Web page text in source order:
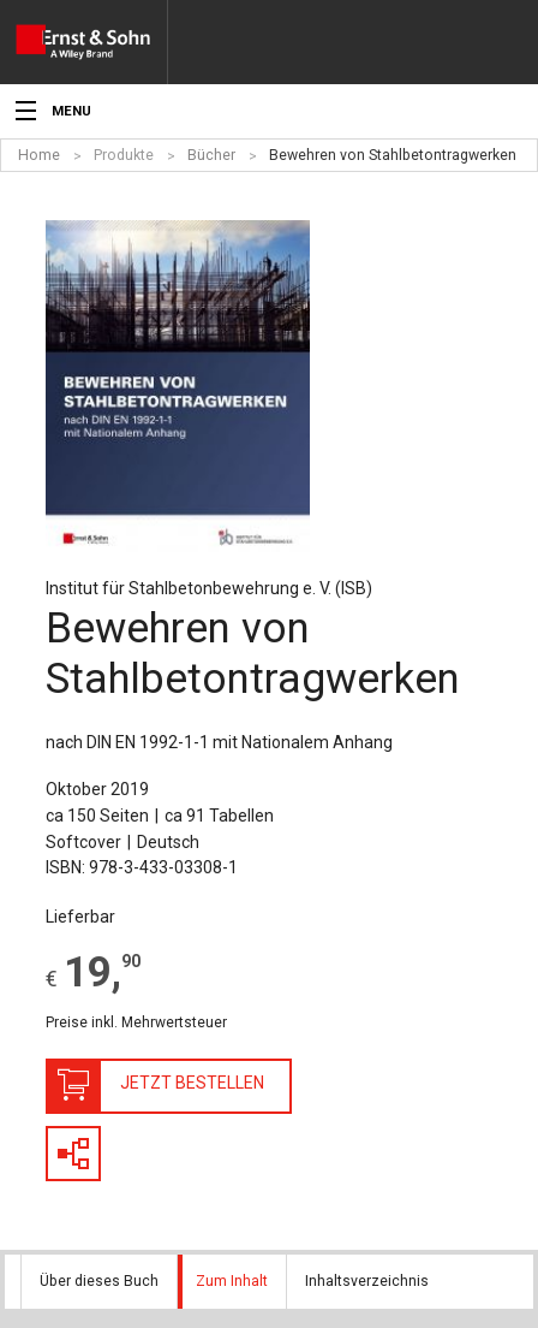
MENU
Aktuelles
Veranstaltungen
Angebote
Fachgebiete
Produkte
Werben
Für Autor:innen
Verlag
Home Produkte Bücher Bewehren von Stahlbetontragwerken
Institut für Stahlbetonbewehrung e. V. (ISB)
Bewehren von
Stahlbetontragwerken
nach DIN EN 1992-1-1 mit Nationalem Anhang
Oktober 2019
ca 150 Seiten
ca 91 Tabellen
Softcover
Deutsch
ISBN: 978-3-433-03308-1
Lieferbar
€ 19,90
Preise inkl. Mehrwertsteuer
JETZT BESTELLEN
Über dieses Buch Zum Inhalt Inhaltsverzeichnis